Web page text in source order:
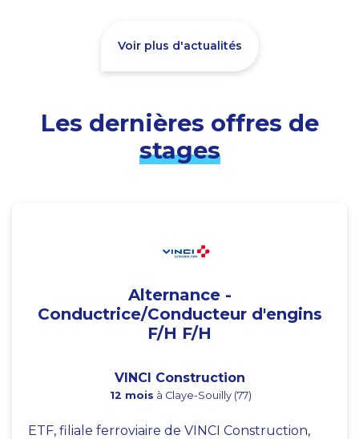
Voir plus d'actualités
Les dernières offres de
stages
Alternance -
Conductrice/Conducteur d'engins
F/H F/H
VINCI Construction
12 mois à Claye-Souilly (77)
ETF, filiale ferroviaire de VINCI Construction,